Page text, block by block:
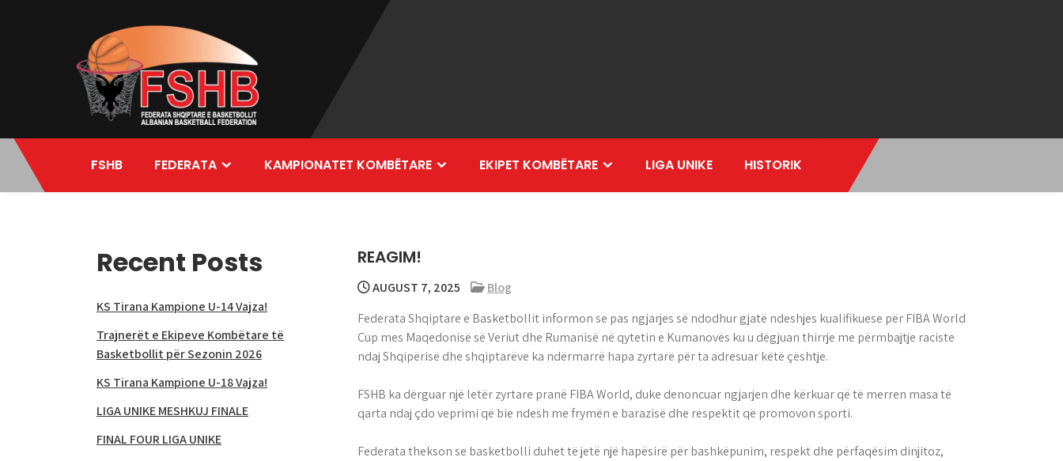
FSHB FEDERATA KAMPIONATET KOMBËTARE EKIPET KOMBËTARE LIGA UNIKE HISTORIK
REAGIM!
AUGUST 7, 2025
Blog
Federata Shqiptare e Basketbollit informon se pas ngjarjes së ndodhur gjatë ndeshjes kualifikuese për FIBA World
Cup mes Maqedonisë së Veriut dhe Rumanisë në qytetin e Kumanovës ku u dëgjuan thirrje me përmbajtje raciste
ndaj Shqipërisë dhe shqiptarëve ka ndërmarrë hapa zyrtarë për ta adresuar këtë çështje.
FSHB ka dërguar një letër zyrtare pranë FIBA World, duke denoncuar ngjarjen dhe kërkuar që të merren masa të
qarta ndaj çdo veprimi që bie ndesh me frymën e barazisë dhe respektit që promovon sporti.
Federata thekson se basketbolli duhet të jetë një hapësirë për bashkëpunim, respekt dhe përfaqësim dinjitoz,
Recent Posts
KS Tirana Kampione U-14 Vajza!
Trajnerët e Ekipeve Kombëtare të
Basketbollit për Sezonin 2026
KS Tirana Kampione U-18 Vajza!
LIGA UNIKE MESHKUJ FINALE
FINAL FOUR LIGA UNIKE